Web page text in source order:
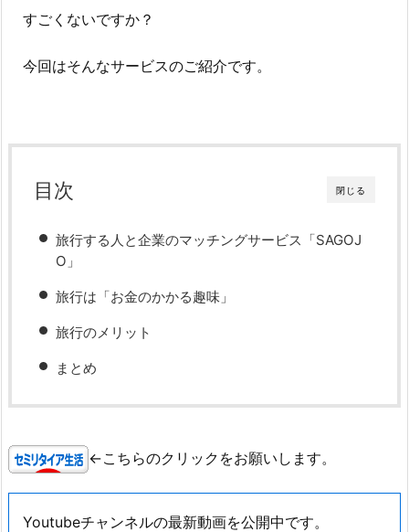
すごくないですか？
今回はそんなサービスのご紹介です。
閉じる
目次
旅行する人と企業のマッチングサービス「SAGOJ
O」
旅行は「お金のかかる趣味」
旅行のメリット
まとめ
←こちらのクリックをお願いします。
Youtubeチャンネルの最新動画を公開中です。